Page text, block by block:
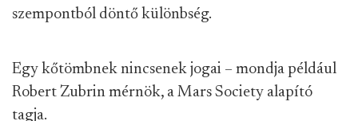
szempontból döntő különbség.
Egy kőtömbnek nincsenek jogai – mondja például
Robert Zubrin mérnök, a Mars Society alapító
tagja.